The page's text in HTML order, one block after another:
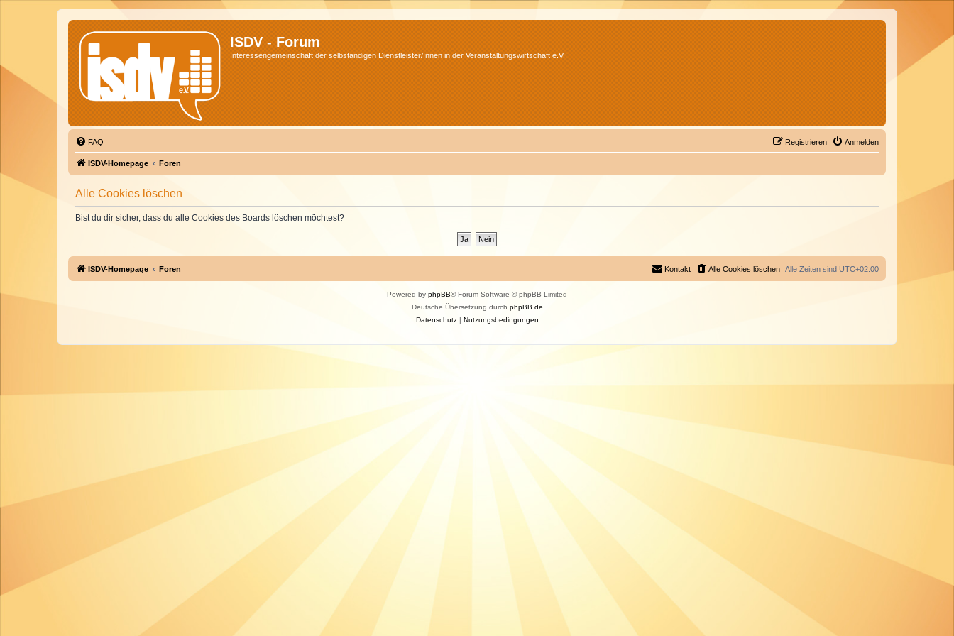
ISDV - Forum
Interessengemeinschaft der selbständigen Dienstleister/Innen in der Veranstaltungswirtschaft e.V.
FAQ Anmelden
Registrieren
ISDV-Homepage Foren
Alle Cookies löschen
Bist du dir sicher, dass du alle Cookies des Boards löschen möchtest?
ISDV-Homepage Foren Alle Zeiten sind UTC+02:00
Alle Cookies löschen
Kontakt
Powered by phpBB® Forum Software © phpBB Limited
Deutsche Übersetzung durch phpBB.de
Datenschutz| Nutzungsbedingungen